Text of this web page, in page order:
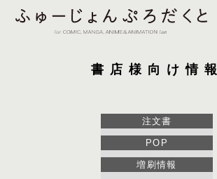
書店様向け情報
注文書
POP
増刷情報